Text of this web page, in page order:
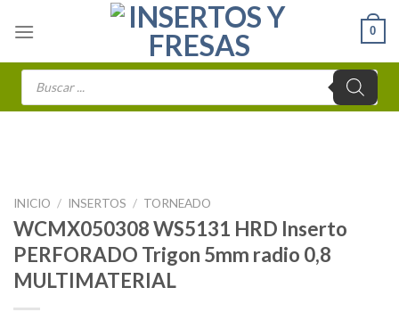
0
Búsqueda
INICIO / INSERTOS / TORNEADO
WCMX050308 WS5131 HRD Inserto
PERFORADO Trigon 5mm radio 0,8
MULTIMATERIAL